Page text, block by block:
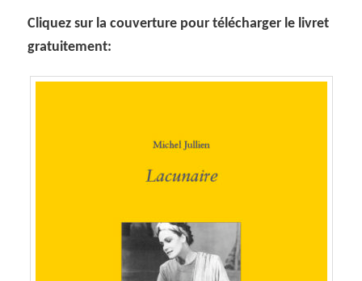
Cliquez sur la couverture pour télécharger le livret
gratuitement: